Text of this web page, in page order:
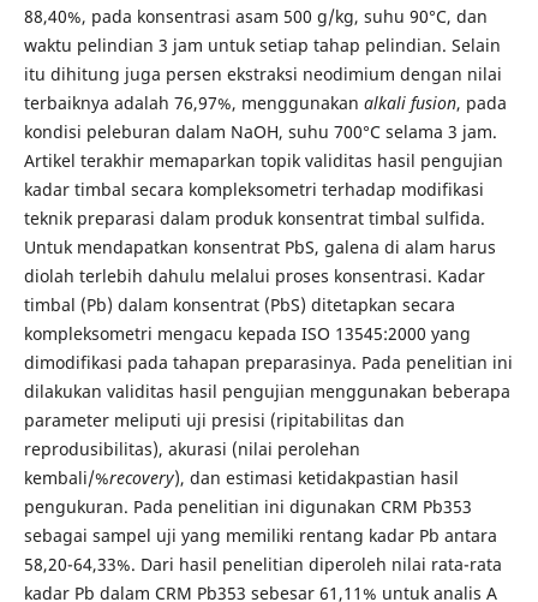
88,40%, pada konsentrasi asam 500 g/kg, suhu 90°C, dan
waktu pelindian 3 jam untuk setiap tahap pelindian. Selain
itu dihitung juga persen ekstraksi neodimium dengan nilai
terbaiknya adalah 76,97%, menggunakan alkali fusion, pada
kondisi peleburan dalam NaOH, suhu 700°C selama 3 jam.
Artikel terakhir memaparkan topik validitas hasil pengujian
kadar timbal secara kompleksometri terhadap modifikasi
teknik preparasi dalam produk konsentrat timbal sulfida.
Untuk mendapatkan konsentrat PbS, galena di alam harus
diolah terlebih dahulu melalui proses konsentrasi. Kadar
timbal (Pb) dalam konsentrat (PbS) ditetapkan secara
kompleksometri mengacu kepada ISO 13545:2000 yang
dimodifikasi pada tahapan preparasinya. Pada penelitian ini
dilakukan validitas hasil pengujian menggunakan beberapa
parameter meliputi uji presisi (ripitabilitas dan
reprodusibilitas), akurasi (nilai perolehan
kembali/%recovery), dan estimasi ketidakpastian hasil
pengukuran. Pada penelitian ini digunakan CRM Pb353
sebagai sampel uji yang memiliki rentang kadar Pb antara
58,20-64,33%. Dari hasil penelitian diperoleh nilai rata-rata
kadar Pb dalam CRM Pb353 sebesar 61,11% untuk analis A